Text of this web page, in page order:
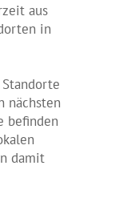
aus
in
nächsten
befinden
damit